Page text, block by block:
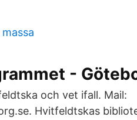
-
och vet ifall. Mail:
Hvitfeldtskas